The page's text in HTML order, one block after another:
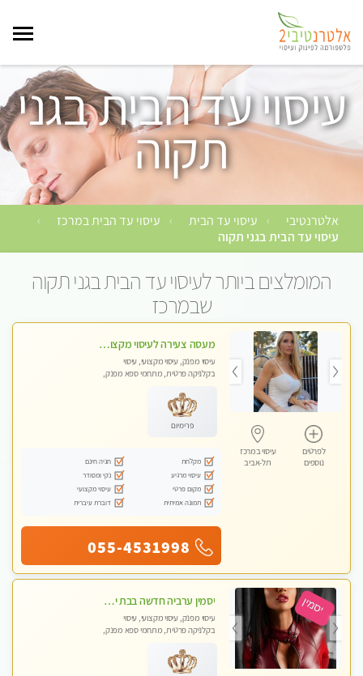
עיסוי עד הבית בגני
תקוה
אלטרנטיבי › עיסוי עד הבית › עיסוי עד הבית במרכז ›
עיסוי עד הבית בגני תקוה
המומלצים ביותר לעיסוי עד הבית בגני תקוה
שבמרכז
לפרטים
נוספים
עיסוי במרכז
תל-אביב
מעסה צעירה לעיסוי מקצועי בבת-ים ללא מין !!
עיסוי מפנק, עיסוי מקצועי, עיסוי
בקלניקה פרטית, מתחמי ספא מפנק,
טנטרה
פרימיום
מקלחת
חניה חינם
עיסוי מרגיע
נקי ומסודר
מקום פרטי
עיסוי מקצועי
תמונה אמיתית
דוברת עיברית
055-4531998
יסמין ערביה חדשה בבת ים חדש חדש .כל סוגי העיסויים במקום הכי מושלם בעיר בת ים . highly recommended..new in the city
עיסוי מפנק, עיסוי מקצועי, עיסוי
בקלניקה פרטית, מתחמי ספא מפנק,
טנטרה